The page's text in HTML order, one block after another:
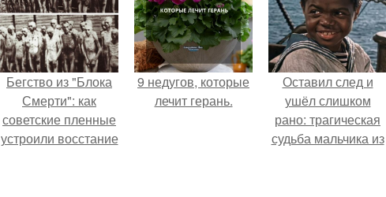
Бегство из "Блока
Смерти": как
советские пленные
устроили восстание
9 недугов, которые
лечит герань.
Оставил след и
ушёл слишком
рано: трагическая
судьба мальчика из